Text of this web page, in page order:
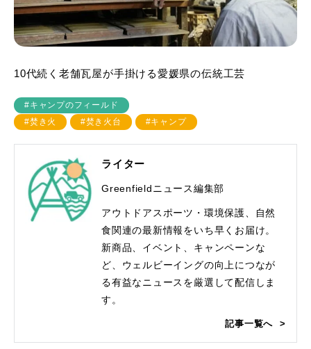
10代続く老舗瓦屋が手掛ける愛媛県の伝統工芸
#キャンプのフィールド
#焚き火
#焚き火台 #キャンプ
ライター
Greenfieldニュース編集部
アウトドアスポーツ・環境保護、自然
食関連の最新情報をいち早くお届け。
新商品、イベント、キャンペーンな
ど、ウェルビーイングの向上につなが
る有益なニュースを厳選して配信しま
す。
記事一覧へ